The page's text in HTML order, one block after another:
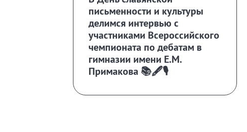
письменности и культуры
делимся интервью с
участниками Всероссийского
чемпионата по дебатам в
гимназии имени Е.М.
Примакова 📚🖋️🎙️